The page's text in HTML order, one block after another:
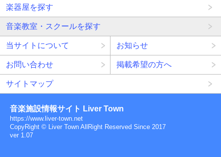
楽器屋を探す
音楽教室・スクールを探す
当サイトについて お知らせ
お問い合わせ 掲載希望の方へ
サイトマップ
音楽施設情報サイト Liver Town
https://www.liver-town.net
CopyRight © Liver Town AllRight Reserved Since 2017
ver 1.07